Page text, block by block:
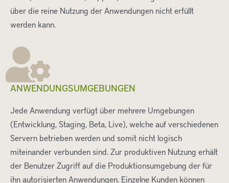
über die reine Nutzung der Anwendungen nicht erfüllt
werden kann.
ANWENDUNGSUMGEBUNGEN
Jede Anwendung verfügt über mehrere Umgebungen
(Entwicklung, Staging, Beta, Live), welche auf verschiedenen
Servern betrieben werden und somit nicht logisch
miteinander verbunden sind. Zur produktiven Nutzung erhält
der Benutzer Zugriff auf die Produktionsumgebung der für
ihn autorisierten Anwendungen. Einzelne Kunden können